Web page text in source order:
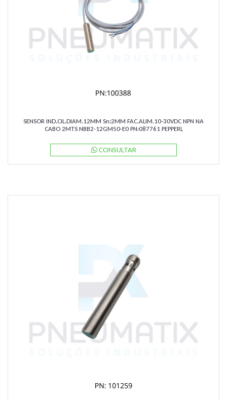
SENSOR IND.CIL.DIAM.12MM Sn:2MM FAC.ALIM.10-30VDC NPN NA
CABO 2MTS NBB2-12GM50-E0 PN:087761 PEPPERL
CONSULTAR